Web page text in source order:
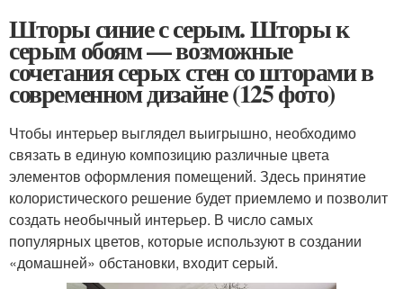
Шторы синие с серым. Шторы к
серым обоям — возможные
сочетания серых стен со шторами в
современном дизайне (125 фото)
Чтобы интерьер выглядел выигрышно, необходимо
связать в единую композицию различные цвета
элементов оформления помещений. Здесь принятие
колористического решение будет приемлемо и позволит
создать необычный интерьер. В число самых
популярных цветов, которые используют в создании
«домашней» обстановки, входит серый.